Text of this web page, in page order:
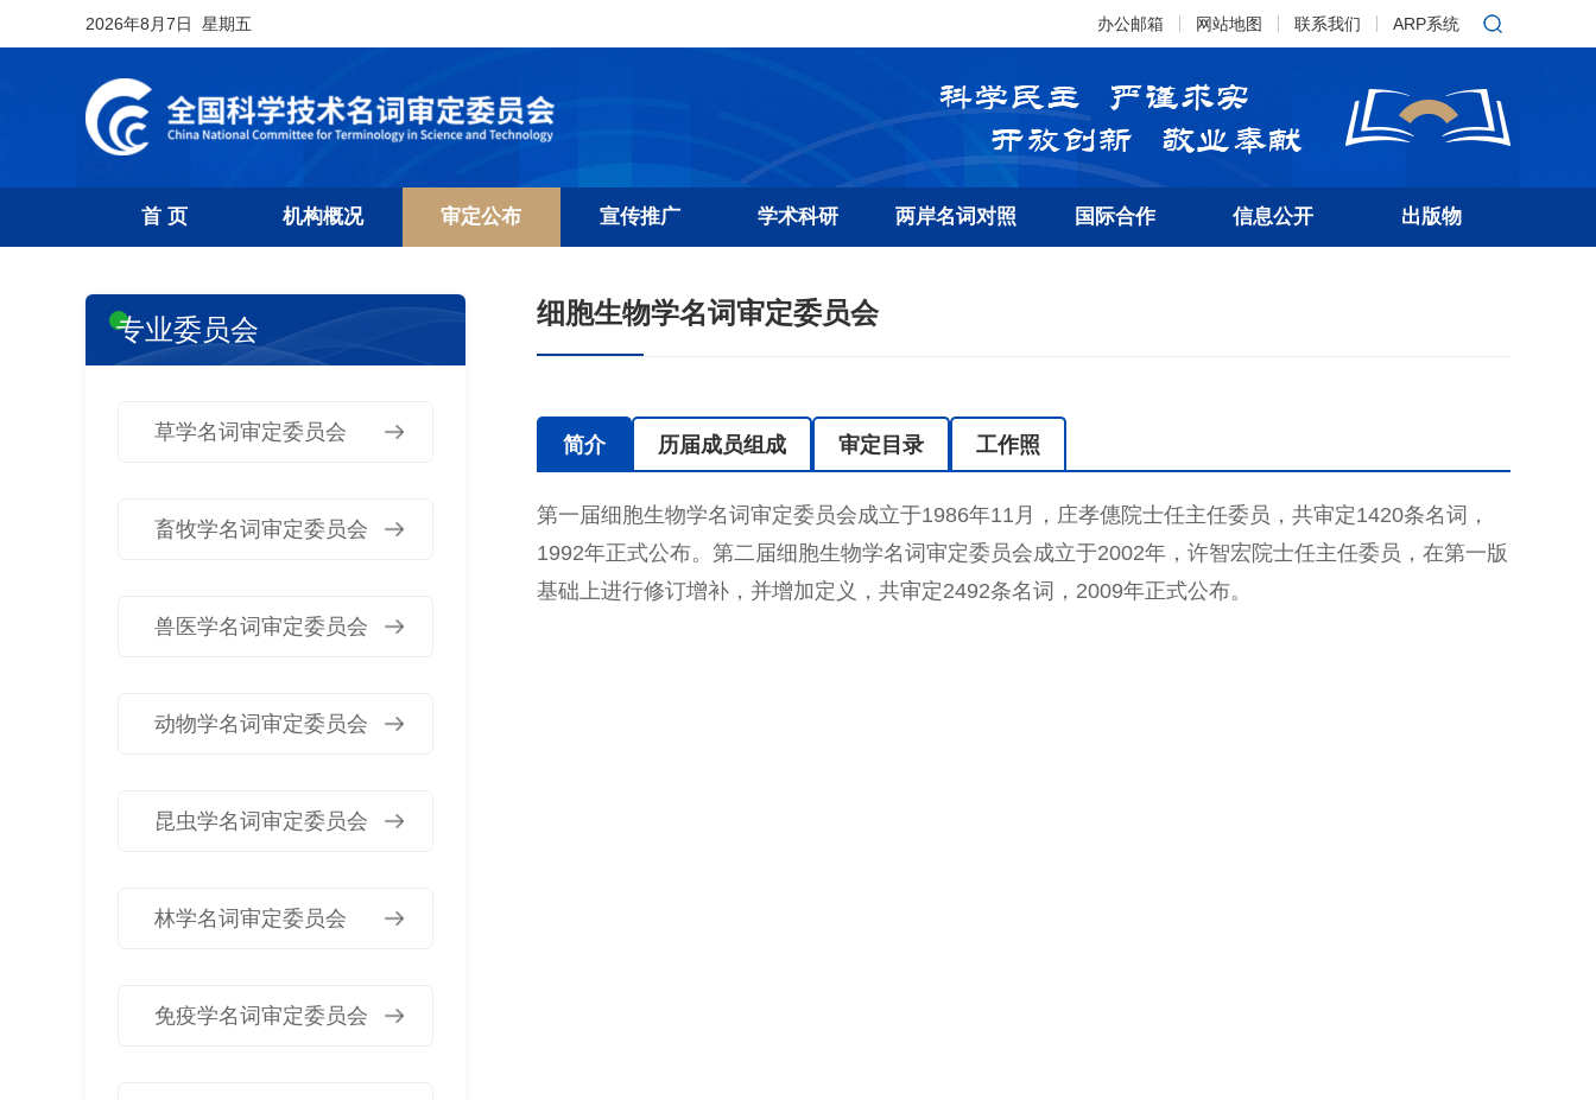
2026年8月7日 星期五 办公邮箱 网站地图 联系我们 ARP系统
首 页 机构概况 审定公布 宣传推广 学术科研 两岸名词对照 国际合作 信息公开 出版物
专业委员会
草学名词审定委员会
畜牧学名词审定委员会
兽医学名词审定委员会
动物学名词审定委员会
昆虫学名词审定委员会
林学名词审定委员会
免疫学名词审定委员会
细胞生物学名词审定委员会
简介 历届成员组成 审定目录 工作照
第一届细胞生物学名词审定委员会成立于1986年11月，庄孝僡院士任主任委员，共审定1420条名词，
1992年正式公布。第二届细胞生物学名词审定委员会成立于2002年，许智宏院士任主任委员，在第一版
基础上进行修订增补，并增加定义，共审定2492条名词，2009年正式公布。